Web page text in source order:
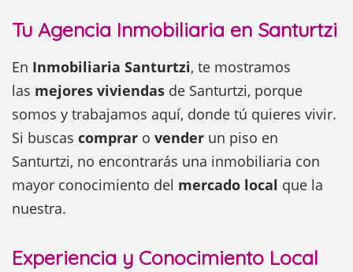
Tu Agencia Inmobiliaria en Santurtzi
En Inmobiliaria Santurtzi, te mostramos
las mejores viviendas de Santurtzi, porque
somos y trabajamos aquí, donde tú quieres vivir.
Si buscas comprar o vender un piso en
Santurtzi, no encontrarás una inmobiliaria con
mayor conocimiento del mercado local que la
nuestra.
Experiencia y Conocimiento Local